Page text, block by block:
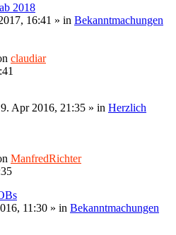
2018
16:41 » in Bekanntmachungen
claudiar
Apr 2016, 21:35 » in Herzlich
ManfredRichter
11:30 » in Bekanntmachungen